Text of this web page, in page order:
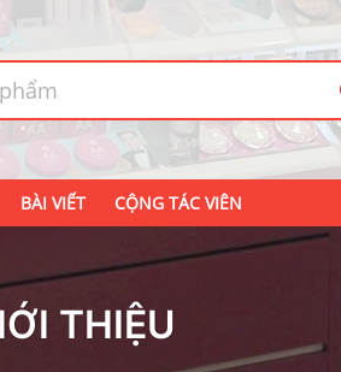
BÀI VIẾT CỘNG TÁC VIÊN
THIỆU